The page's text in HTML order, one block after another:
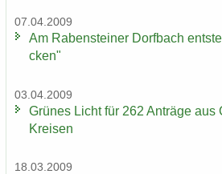
07.04.2009
Am Ra­ben­stei­ner Dorf­bach
cken"
03.04.2009
Grü­nes Licht für 262 An­trä­ge aus
Krei­sen
18.03.2009